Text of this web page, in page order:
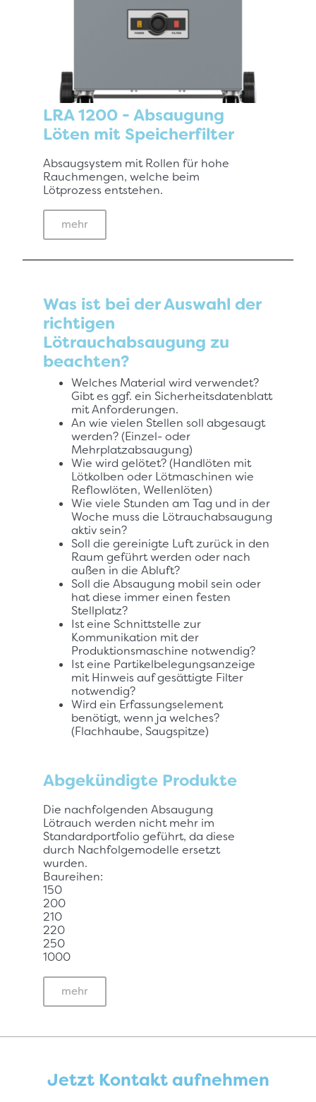
LRA 1200 - Absaugung
Löten mit Speicherfilter
Absaugsystem mit Rollen für hohe
Rauchmengen, welche beim
Lötprozess entstehen.
mehr
Was ist bei der Auswahl der
richtigen
Lötrauchabsaugung zu
beachten?
Welches Material wird verwendet?
Gibt es ggf. ein Sicherheitsdatenblatt
mit Anforderungen.
An wie vielen Stellen soll abgesaugt
werden? (Einzel- oder
Mehrplatzabsaugung)
Wie wird gelötet? (Handlöten mit
Lötkolben oder Lötmaschinen wie
Reflowlöten, Wellenlöten)
Wie viele Stunden am Tag und in der
Woche muss die Lötrauchabsaugung
aktiv sein?
Soll die gereinigte Luft zurück in den
Raum geführt werden oder nach
außen in die Abluft?
Soll die Absaugung mobil sein oder
hat diese immer einen festen
Stellplatz?
Ist eine Schnittstelle zur
Kommunikation mit der
Produktionsmaschine notwendig?
Ist eine Partikelbelegungsanzeige
mit Hinweis auf gesättigte Filter
notwendig?
Wird ein Erfassungselement
benötigt, wenn ja welches?
(Flachhaube, Saugspitze)
Abgekündigte Produkte
Die nachfolgenden Absaugung
Lötrauch werden nicht mehr im
Standardportfolio geführt, da diese
durch Nachfolgemodelle ersetzt
wurden.
Baureihen:
150
200
210
220
250
1000
mehr
Jetzt Kontakt aufnehmen